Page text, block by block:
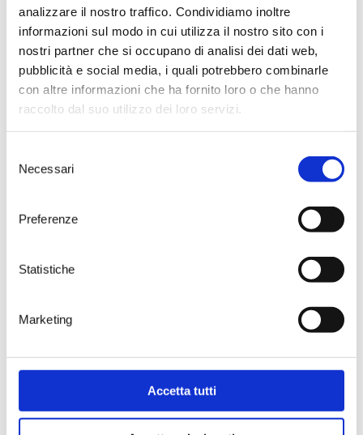
analizzare il nostro traffico. Condividiamo inoltre
informazioni sul modo in cui utilizza il nostro sito con i
nostri partner che si occupano di analisi dei dati web,
pubblicità e social media, i quali potrebbero combinarle
con altre informazioni che ha fornito loro o che hanno
raccolto dal suo utilizzo dei loro servizi.
delNecessari
Preferenze
Statistiche
Marketing
Accetta tutti
€